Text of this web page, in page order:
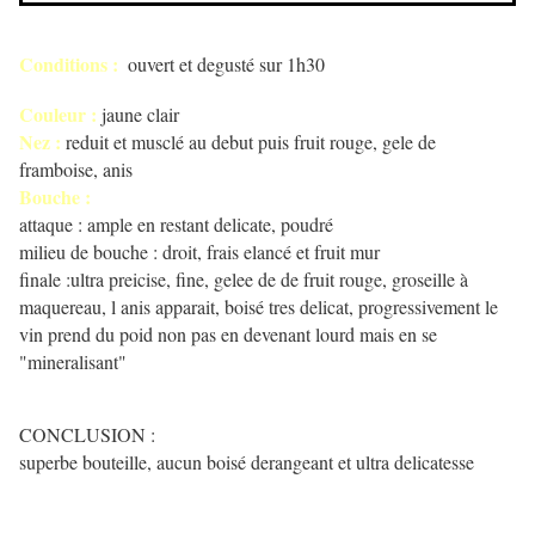
Conditions : ouvert et degusté sur 1h30
Couleur : jaune clair
Nez : reduit et musclé au debut puis fruit rouge, gele de
framboise, anis
Bouche :
attaque : ample en restant delicate, poudré
milieu de bouche : droit, frais elancé et fruit mur
finale :ultra preicise, fine, gelee de de fruit rouge, groseille à
maquereau, l anis apparait, boisé tres delicat, progressivement le
vin prend du poid non pas en devenant lourd mais en se
"mineralisant"
CONCLUSION :
superbe bouteille, aucun boisé derangeant et ultra delicatesse